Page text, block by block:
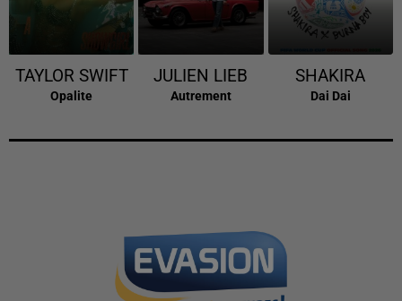
TAYLOR SWIFT
Opalite
JULIEN LIEB
Autrement
SHAKIRA
Dai Dai